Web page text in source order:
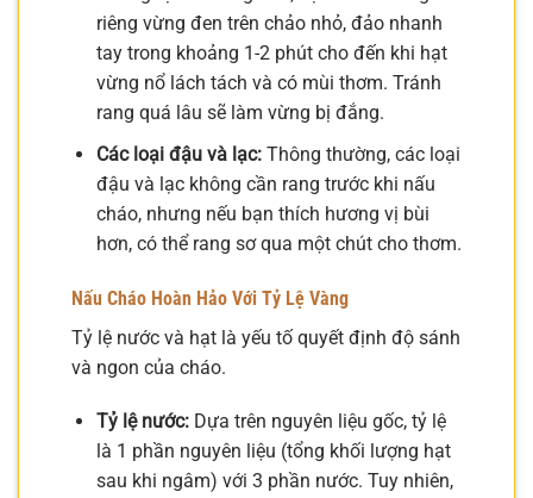
riêng vừng đen trên chảo nhỏ, đảo nhanh
tay trong khoảng 1-2 phút cho đến khi hạt
vừng nổ lách tách và có mùi thơm. Tránh
rang quá lâu sẽ làm vừng bị đắng.
Các loại đậu và lạc:Thông thường, các loại
đậu và lạc không cần rang trước khi nấu
cháo, nhưng nếu bạn thích hương vị bùi
hơn, có thể rang sơ qua một chút cho thơm.
Nấu Cháo Hoàn Hảo Với Tỷ Lệ Vàng
Tỷ lệ nước và hạt là yếu tố quyết định độ sánh
và ngon của cháo.
Tỷ lệ nước:Dựa trên nguyên liệu gốc, tỷ lệ
là 1 phần nguyên liệu (tổng khối lượng hạt
sau khi ngâm) với 3 phần nước. Tuy nhiên,